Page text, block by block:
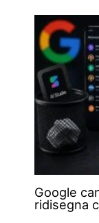
Google
ridisegna